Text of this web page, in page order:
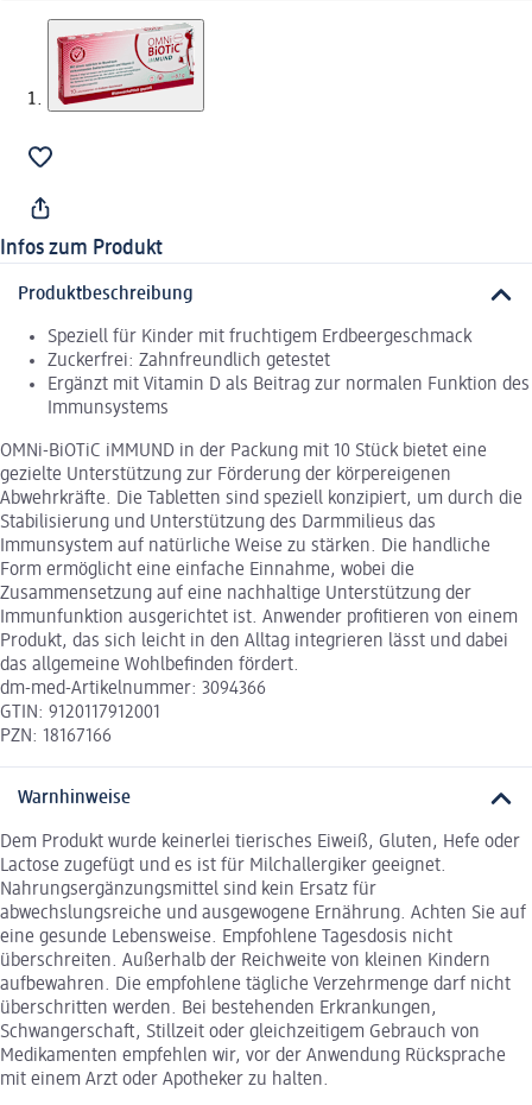
Infos zum Produkt
Produktbeschreibung
Speziell für Kinder mit fruchtigem Erdbeergeschmack
Zuckerfrei: Zahnfreundlich getestet
Ergänzt mit Vitamin D als Beitrag zur normalen Funktion des
Immunsystems
OMNi-BiOTiC iMMUND in der Packung mit 10 Stück bietet eine
gezielte Unterstützung zur Förderung der körpereigenen
Abwehrkräfte. Die Tabletten sind speziell konzipiert, um durch die
Stabilisierung und Unterstützung des Darmmilieus das
Immunsystem auf natürliche Weise zu stärken. Die handliche
Form ermöglicht eine einfache Einnahme, wobei die
Zusammensetzung auf eine nachhaltige Unterstützung der
Immunfunktion ausgerichtet ist. Anwender profitieren von einem
Produkt, das sich leicht in den Alltag integrieren lässt und dabei
das allgemeine Wohlbefinden fördert.
dm-med-Artikelnummer: 3094366
GTIN: 9120117912001
PZN: 18167166
Warnhinweise
Dem Produkt wurde keinerlei tierisches Eiweiß, Gluten, Hefe oder
Lactose zugefügt und es ist für Milchallergiker geeignet.
Nahrungsergänzungsmittel sind kein Ersatz für
abwechslungsreiche und ausgewogene Ernährung. Achten Sie auf
eine gesunde Lebensweise. Empfohlene Tagesdosis nicht
überschreiten. Außerhalb der Reichweite von kleinen Kindern
aufbewahren. Die empfohlene tägliche Verzehrmenge darf nicht
überschritten werden. Bei bestehenden Erkrankungen,
Schwangerschaft, Stillzeit oder gleichzeitigem Gebrauch von
Medikamenten empfehlen wir, vor der Anwendung Rücksprache
mit einem Arzt oder Apotheker zu halten.